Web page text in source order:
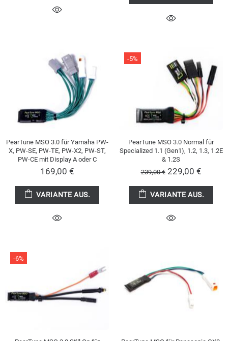
PearTune MSO 3.0 für Yamaha PW-
X, PW-SE, PW-TE, PW-X2, PW-ST,
PW-CE mit Display A oder C
169,00 €
VARIANTE AUS.
-5%
PearTune MSO 3.0 Normal für
Specialized 1.1 (Gen1), 1.2, 1.3, 1.2E
& 1.2S
239,00 € 229,00 €
VARIANTE AUS.
-6%